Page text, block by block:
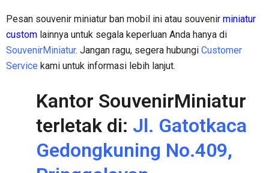
Pesan souvenir miniatur ban mobil ini atau souvenir miniatur
custom lainnya untuk segala keperluan Anda hanya di
SouvenirMiniatur. Jangan ragu, segera hubungi Customer
Service kami untuk informasi lebih lanjut.
Kantor SouvenirMiniatur
terletak di: Jl. Gatotkaca
Gedongkuning No.409,